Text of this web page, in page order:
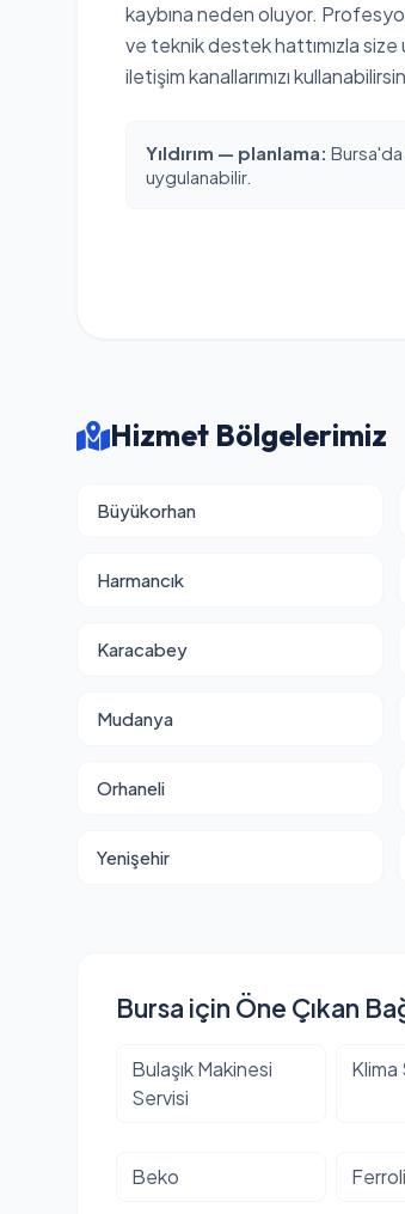
kaybına neden oluyor.
ve teknik destek hattımızla
iletişim kanallarımızı
Yıldırım — planlama:
uygulanabilir.
Hizmet Bölgelerimiz
Büyükorhan
Harmancık
Karacabey
Mudanya
Orhaneli
Yenişehir
Bursa için Öne Çıkan
Bulaşık Makinesi
Servisi
Klima
Beko Ferroli